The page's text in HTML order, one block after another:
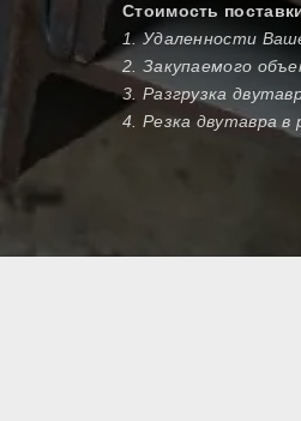
Стоимость
1. Удаленности
2. Закупаемого
3. Разгрузка
4. Резка двутавра